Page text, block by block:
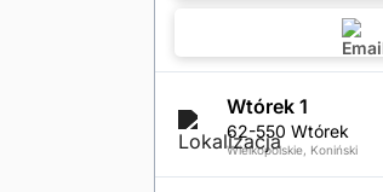
Wtórek 1
62-550 Wtórek
Wielkopolskie, Koniński